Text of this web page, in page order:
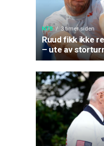
NTB 3 timer siden
Ruud fikk ikke
– ute av